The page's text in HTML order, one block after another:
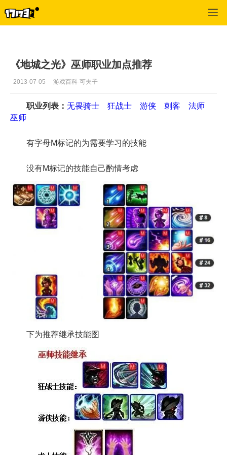
《地城之光》巫师职业加点推荐
2013-07-05 游戏百科-可夫子
职业列表： 无畏骑士 狂战士 游侠 刺客
法师
巫师
有字母M标记的为需要学习的技能
没有M标记的技能自己酌情考虑
下为推荐继承技能图